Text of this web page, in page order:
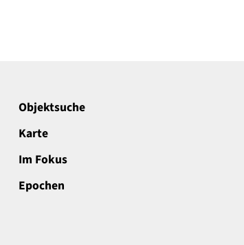
Objektsuche
Karte
Im Fokus
Epochen